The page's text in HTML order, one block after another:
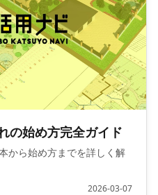
の始め方完全ガイド
から始め方までを詳しく解
2026-03-07